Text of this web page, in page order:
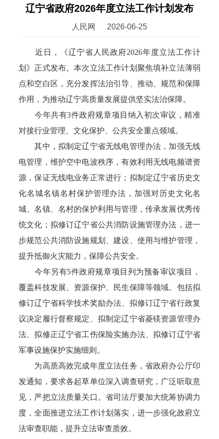
辽宁省政府2026年度立法工作计划发布
人民网 2026-06-25
近日，《辽宁省人民政府2026年度立法工作计
划》正式发布。本次立法工作计划聚焦填补立法薄弱
点和空白区，充分发挥法治引导、推动、规范和保障
作用，为推动辽宁高质量发展提供坚实法治保障。
今年共有3件政府规章项目纳入初次审议，精准
对接行业管理、文化保护、公共安全重点领域。
其中，拟制定辽宁省无线电管理办法，加强无线
电管理，维护空中电波秩序，有效利用无线电频谱资
源，保证无线电业务正常进行；拟制定辽宁省历史文
化名城名镇名村保护管理办法，加强对历史文化名
城、名镇、名村的保护利用与管理，传承发展优秀传
统文化；拟修订辽宁省公共消防设施管理办法，进一
步规范公共消防设施规划、建设、使用与维护管理，
提升抵御火灾能力，保障公共安全。
今年另有5件政府规章项目列为预备审议项目，
覆盖科技发展、资源保护、民生保障等领域。包括拟
修订辽宁省科学技术奖励办法、拟修订辽宁省行政复
议决定履行督察规定、拟制定辽宁省菱镁资源管理办
法、拟修正辽宁省工伤保险实施办法、拟修订辽宁省
军事设施保护实施细则。
为高质高效完成年度立法任务，省政府办公厅印
发通知，要求各起草单位深入调查研究，广泛听取意
见，严把立法质量关口。省司法厅要加大统筹协调力
度，全面推进立法工作计划落实，进一步强化政府立
法审查职能，提升立法审查质效。